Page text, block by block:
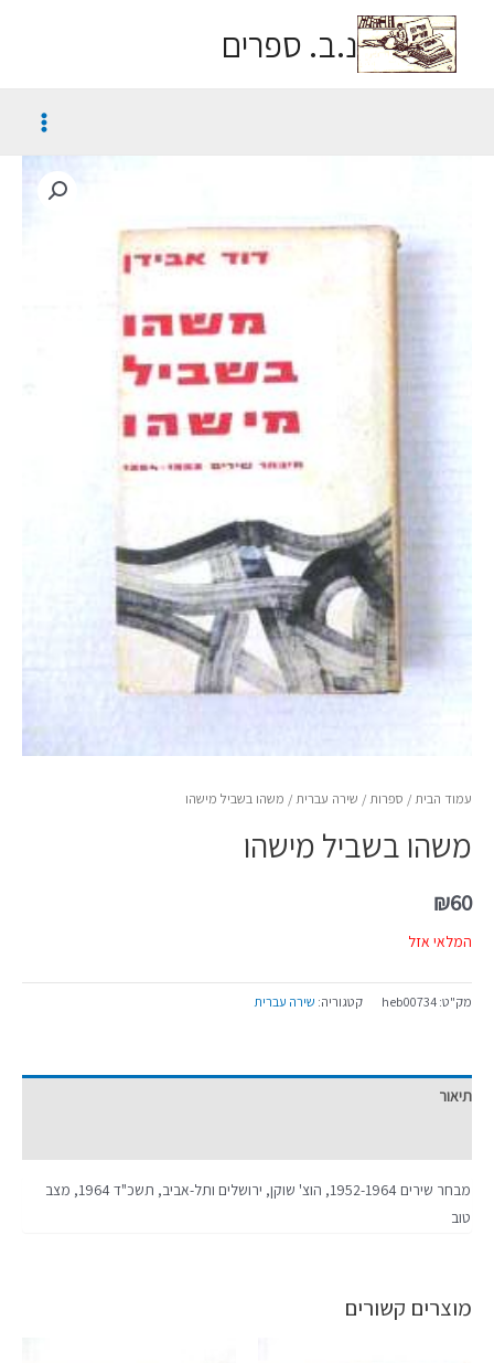
נ.ב. ספרים
עמוד הבית / ספרות / שירה עברית / משהו בשביל מישהו
משהו בשביל מישהו
₪60
המלאי אזל
מק"ט:heb00734 קטגוריה: שירה עברית
תיאור
מבחר שירים 1952-1964, הוצ' שוקן, ירושלים ותל-אביב, תשכ"ד 1964, מצב
טוב
מוצרים קשורים